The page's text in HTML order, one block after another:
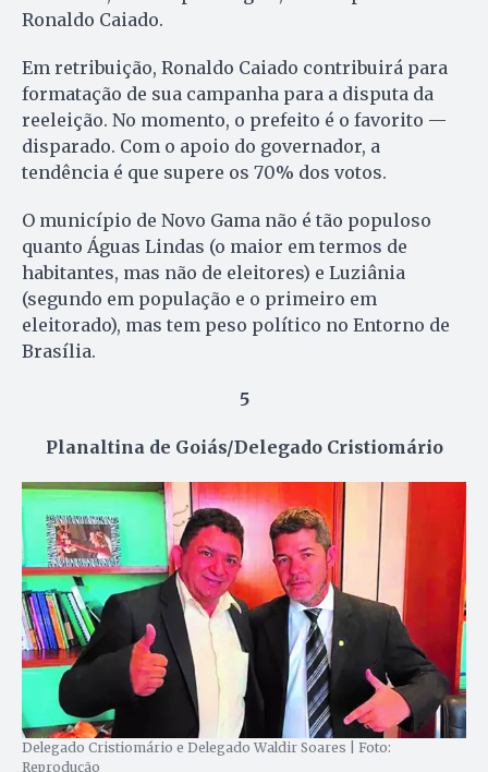
Ronaldo Caiado.
Em retribuição, Ronaldo Caiado contribuirá para
formatação de sua campanha para a disputa da
reeleição. No momento, o prefeito é o favorito —
disparado. Com o apoio do governador, a
tendência é que supere os 70% dos votos.
O município de Novo Gama não é tão populoso
quanto Águas Lindas (o maior em termos de
habitantes, mas não de eleitores) e Luziânia
(segundo em população e o primeiro em
eleitorado), mas tem peso político no Entorno de
Brasília.
5
Planaltina de Goiás/Delegado Cristiomário
Delegado Cristiomário e Delegado Waldir Soares | Foto:
Reprodução